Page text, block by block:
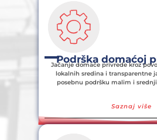
Podrška domaćoj
Jačanje domaće privrede kroz
lokalnih sredina i transparentne
posebnu podršku malim i
Saznaj više